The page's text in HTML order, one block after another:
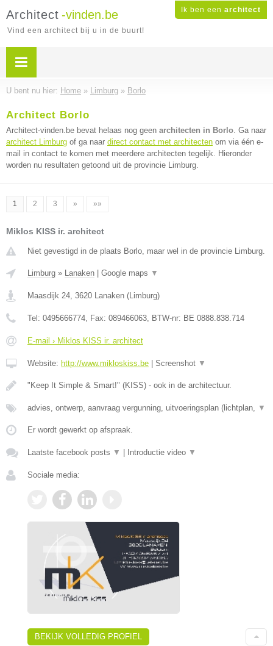
Ik ben een architect
Architect -vinden.be
Vind een architect bij u in de buurt!
U bent nu hier: Home » Limburg » Borlo
Architect Borlo
Architect-vinden.be bevat helaas nog geen architecten in Borlo. Ga naar
architect Limburg of ga naar direct contact met architecten om via één e-
mail in contact te komen met meerdere architecten tegelijk. Hieronder
worden nu resultaten getoond uit de provincie Limburg.
1 2 3 » »»
Miklos KISS ir. architect
Niet gevestigd in de plaats Borlo, maar wel in de provincie Limburg.
Limburg » Lanaken Google maps ▼
Maasdijk 24, 3620 Lanaken (Limburg)
Tel: 0495666774, Fax: 089466063, BTW-nr: BE 0888.838.714
E-mail › Miklos KISS ir. architect
Website: http://www.mikloskiss.be Screenshot ▼
"Keep It Simple & Smart!" (KISS) - ook in de architectuur.
advies, ontwerp, aanvraag vergunning, uitvoeringsplan (lichtplan, ▼
Er wordt gewerkt op afspraak.
Laatste facebook posts ▼ Introductie video ▼
Sociale media:
BEKIJK VOLLEDIG PROFIEL